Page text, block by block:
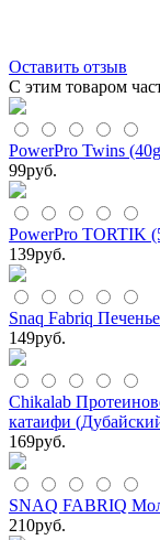
Оставить отзыв
С этим товаром
PowerPro Twins
99руб.
PowerPro TORTIK
139руб.
Snaq Fabriq
149руб.
Chikalab
катаифи
169руб.
SNAQ FABRIQ
210руб.